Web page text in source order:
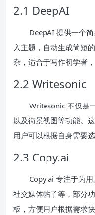
2.1 DeepAI
DeepAI 提供一个
入主题，自动生成简短
杂，适合于写作初学者
2.2 Writesonic
Writesonic 不仅是
以及街景视图等功能。
用户可以根据自身需要选
2.3 Copy.ai
Copy.ai 专注于为用
社交媒体帖子等，部分
板，方便用户根据需求快